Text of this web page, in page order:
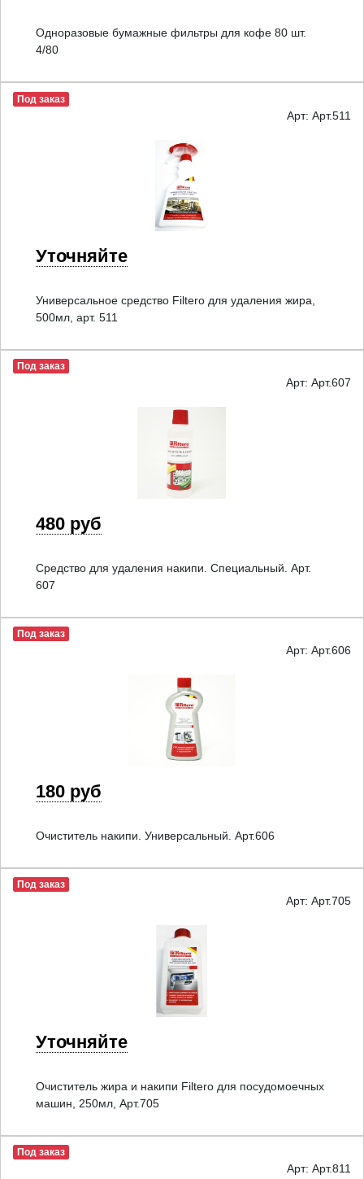
Одноразовые бумажные фильтры для кофе 80 шт.
4/80
Под заказ
Арт: Арт.511
Уточняйте
Универсальное средство Filtero для удаления жира,
500мл, арт. 511
Под заказ
Арт: Арт.607
480 руб
Cредство для удаления накипи. Специальный. Арт.
607
Под заказ
Арт: Арт.606
180 руб
Очиститель накипи. Универсальный. Арт.606
Под заказ
Арт: Арт.705
Уточняйте
Очиститель жира и накипи Filtero для посудомоечных
машин, 250мл, Арт.705
Под заказ
Арт: Арт.811